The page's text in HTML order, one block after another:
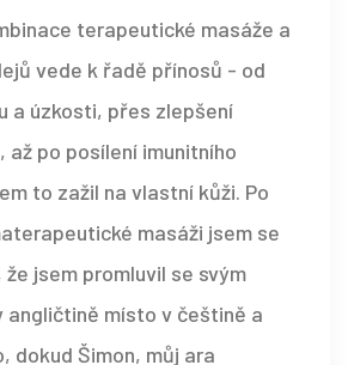
terapeutické masáže a
vede k řadě přínosů - od
a úzkosti, přes zlepšení
až po posílení imunitního
to zažil na vlastní kůži. Po
masáži jsem se
jsem promluvil se svým
angličtině místo v češtině a
dokud Šimon, můj ara